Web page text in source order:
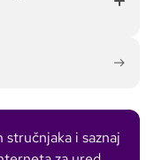
stručnjaka i saznaj